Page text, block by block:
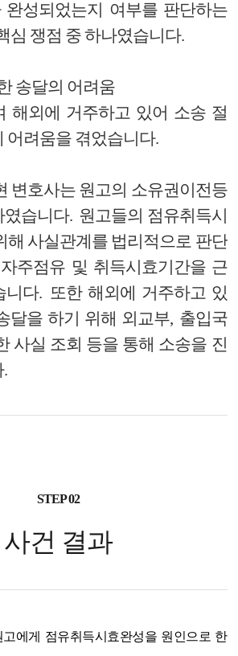
완성되었는지 여부를 판단하는
심 쟁점 중 하나였습니다.
송달의 어려움
해외에 거주하고 있어 소송 절
어려움을 겪었습니다.
변호사는 원고의 소유권이전등
였습니다. 원고들의 점유취득시
해 사실관계를 법리적으로 판단
주점유 및 취득시효기간을 근
니다. 또한 해외에 거주하고 있
달을 하기 위해 외교부, 출입국
사실 조회 등을 통해 소송을 진
.
STEP 02
사건 결과
에게 점유취득시효완성을 원인으로 한